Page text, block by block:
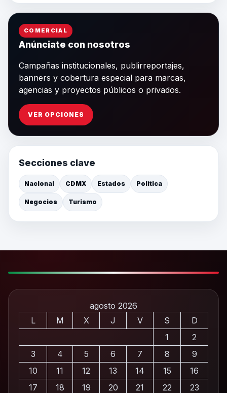
COMERCIAL
Anúnciate con nosotros
Campañas institucionales, publirreportajes,
banners y cobertura especial para marcas,
agencias y proyectos públicos o privados.
VER OPCIONES
Secciones clave
Nacional CDMX Estados Política
Negocios Turismo
agosto 2026
L
M X J V S
D
1
2
3
4 5 6 7 8
9
10
11 12 13 14 15
16
17
18 19 20 21 22
23